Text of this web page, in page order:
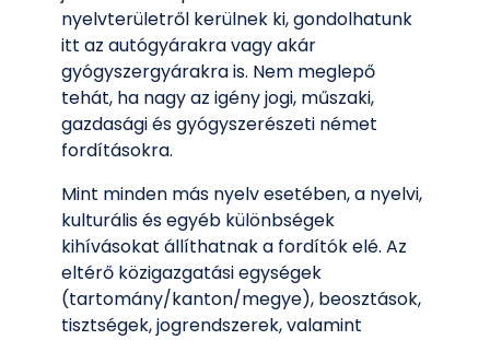
nyelvterületről kerülnek ki, gondolhatunk
itt az autógyárakra vagy akár
gyógyszergyárakra is. Nem meglepő
tehát, ha nagy az igény jogi, műszaki,
gazdasági és gyógyszerészeti német
fordításokra.
Mint minden más nyelv esetében, a nyelvi,
kulturális és egyéb különbségek
kihívásokat állíthatnak a fordítók elé. Az
eltérő közigazgatási egységek
(tartomány/kanton/megye), beosztások,
tisztségek, jogrendszerek, valamint